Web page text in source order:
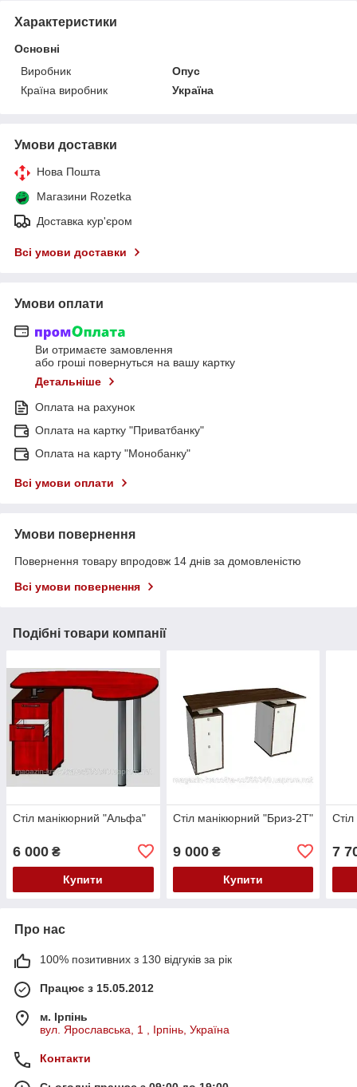
Характеристики
Основні
Виробник
Опус
Країна виробник
Україна
Умови доставки
Нова Пошта
Магазини Rozetka
Доставка кур'єром
Всі умови доставки
Умови оплати
Ви отримаєте замовлення
або гроші повернуться на вашу картку
Детальніше
Оплата на рахунок
Оплата на картку "Приватбанку"
Оплата на карту "Монобанку"
Всі умови оплати
Умови повернення
Повернення товару впродовж 14 днів за домовленістю
Всі умови повернення
Подібні товари компанії
Стіл манікюрний "Альфа"
6 000 ₴
Купити
Стіл манікюрний "Бриз-2Т"
9 000₴
Купити
7
Про нас
100% позитивних з 130 відгуків за рік
Працює з 15.05.2012
м. Ірпінь
вул. Ярославська, 1 , Ірпінь, Україна
Контакти